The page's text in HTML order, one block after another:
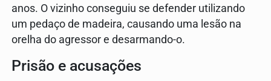
anos. O vizinho conseguiu se defender utilizando
um pedaço de madeira, causando uma lesão na
orelha do agressor e desarmando-o.
Prisão e acusações